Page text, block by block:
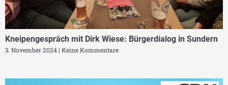
Kneipengespräch mit Dirk Wiese: Bürgerdialog in Sundern
3. November 2024 Keine Kommentare